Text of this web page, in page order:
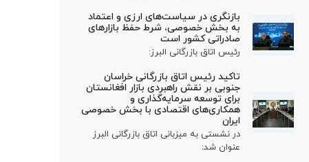
بازنگری در سیاست‌های ارزی و اعتماد
به بخش خصوصی، شرط حفظ بازارهای
صادراتی کشور است
رئیس اتاق بازرگانی البرز:
تاکید رئیس اتاق بازرگانی خراسان
جنوبی بر نقش راهبردی بازار افغانستان
برای توسعه سرمایه‌گذاری و
همکاری‌های اقتصادی با بخش خصوصی
ایران
در نشستی به میزبانی اتاق بازرگانی البرز
عنوان شد: